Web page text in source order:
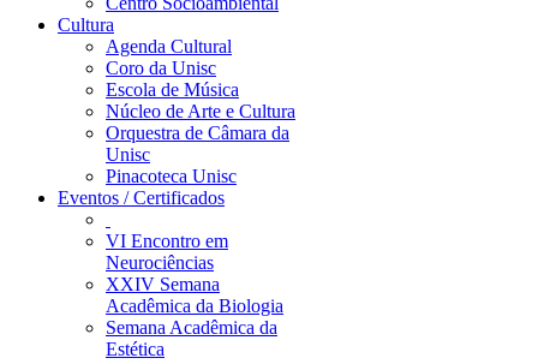
Cultura
Agenda Cultural
Coro da Unisc
Escola de Música
Núcleo de Arte e Cultura
Orquestra de Câmara da
Unisc
Pinacoteca Unisc
Eventos / Certificados
VI Encontro em
Neurociências
XXIV Semana
Acadêmica da Biologia
Semana Acadêmica da
Estética